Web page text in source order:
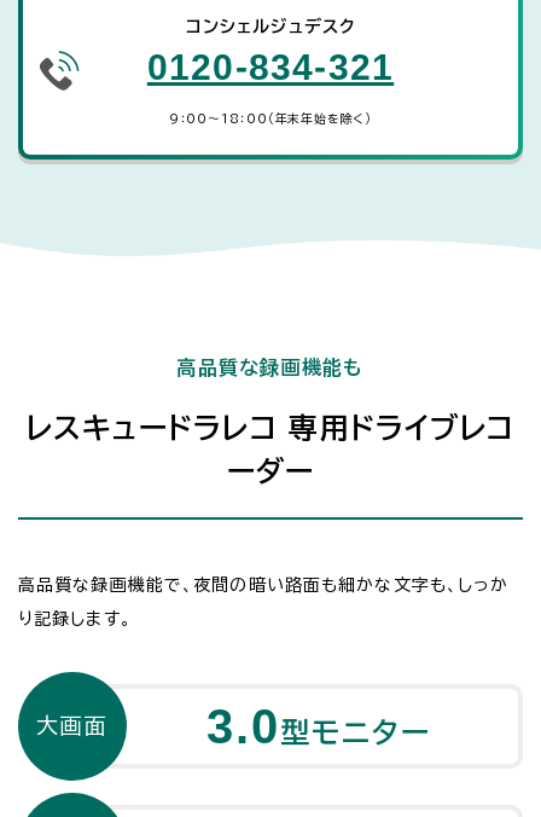
コンシェルジュデスク
0120-834-321
9：00～18：00（年末年始を除く）
高品質な録画機能も
レスキュードラレコ 専用ドライブレコ
ーダー
高品質な録画機能で、夜間の暗い路面も細かな文字も、しっか
り記録します。
大画面 3.0型モニター